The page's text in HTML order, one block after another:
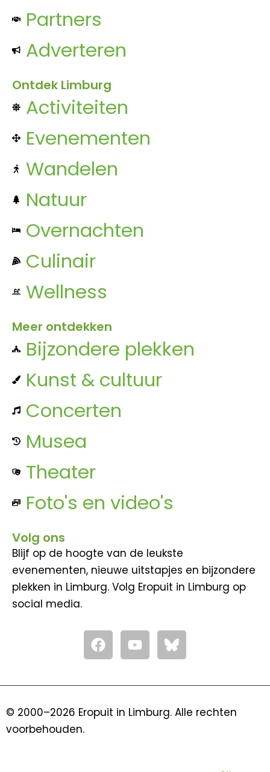
Partners
Adverteren
Ontdek Limburg
Activiteiten
Evenementen
Wandelen
Natuur
Overnachten
Culinair
Wellness
Meer ontdekken
Bijzondere plekken
Kunst & cultuur
Concerten
Musea
Theater
Foto's en video's
Volg ons
Blijf op de hoogte van de leukste
evenementen, nieuwe uitstapjes en bijzondere
plekken in Limburg. Volg Eropuit in Limburg op
social media.
F
a
c
o
Y
o
u
b
© 2000–2026 Eropuit in Limburg. Alle rechten
voorbehouden.